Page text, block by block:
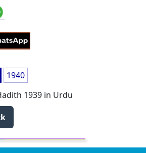
1940
1939 in Urdu
⬅️